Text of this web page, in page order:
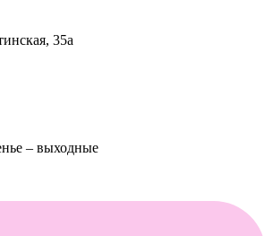
35а
– выходные